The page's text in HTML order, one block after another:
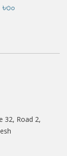
৳৩০
32, Road 2,